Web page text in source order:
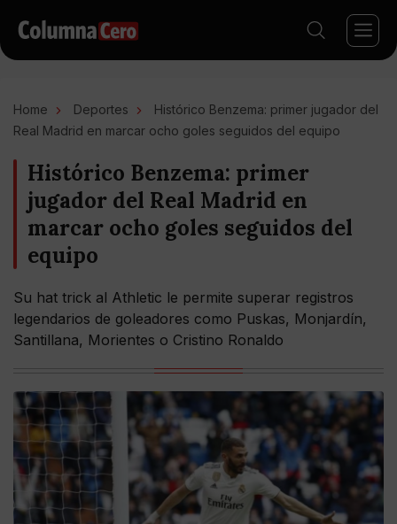
Home Deportes
Histórico Benzema: primer jugador del
Real Madrid en marcar ocho goles seguidos del equipo
Histórico Benzema: primer
jugador del Real Madrid en
marcar ocho goles seguidos del
equipo
Su hat trick al Athletic le permite superar registros
legendarios de goleadores como Puskas, Monjardín,
Santillana, Morientes o Cristino Ronaldo